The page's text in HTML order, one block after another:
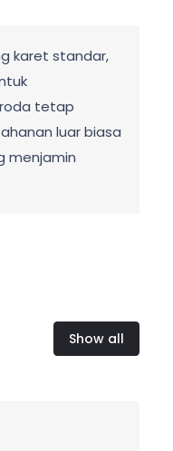
karet standar,
tetap
luar biasa
menjamin
Show all